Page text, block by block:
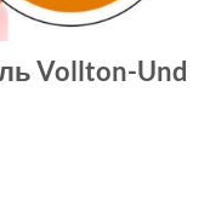
Vollton-Und